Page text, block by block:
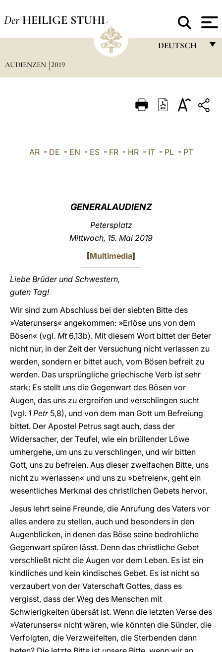
Der HEILIGE STUHL
DEUTSCH
ITALIANO
AUDIENZEN 2019
AR- DE - EN - ES- FR- HR- IT- PL- PT
GENERALAUDIENZ
Petersplatz
Mittwoch, 15. Mai 2019
[Multimedia]
Liebe Brüder und Schwestern,
guten Tag!
Wir sind zum Abschluss bei der siebten Bitte des
»Vaterunsers« angekommen: »Erlöse uns von dem
Bösen« (vgl. Mt 6,13b). Mit diesem Wort bittet der Beter
nicht nur, in der Zeit der Versuchung nicht verlassen zu
werden, sondern er bittet auch, vom Bösen befreit zu
werden. Das ursprüngliche griechische Verb ist sehr
stark: Es stellt uns die Gegenwart des Bösen vor
Augen, das uns zu ergreifen und verschlingen sucht
(vgl. 1 Petr 5,8), und von dem man Gott um Befreiung
bittet. Der Apostel Petrus sagt auch, dass der
Widersacher, der Teufel, wie ein brüllender Löwe
umhergehe, um uns zu verschlingen, und wir bitten
Gott, uns zu befreien. Aus dieser zweifachen Bitte, uns
nicht zu »verlassen« und uns zu »befreien«, geht ein
wesentliches Merkmal des christlichen Gebets hervor.
Jesus lehrt seine Freunde, die Anrufung des Vaters vor
alles andere zu stellen, auch und besonders in den
Augenblicken, in denen das Böse seine bedrohliche
Gegenwart spüren lässt. Denn das christliche Gebet
verschließt nicht die Augen vor dem Leben. Es ist ein
kindliches und kein kindisches Gebet. Es ist nicht so
verzaubert von der Vaterschaft Gottes, dass es
vergisst, dass der Weg des Menschen mit
Schwierigkeiten übersät ist. Wenn die letzten Verse des
»Vaterunsers« nicht wären, wie könnten die Sünder, die
Verfolgten, die Verzweifelten, die Sterbenden dann